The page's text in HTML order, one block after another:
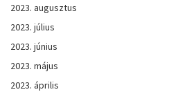
2023. augusztus
2023. július
2023. június
2023. május
2023. április